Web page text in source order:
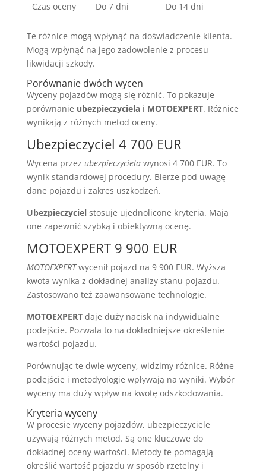
Czas oceny Do 7 dni Do 14 dni
Te różnice mogą wpłynąć na doświadczenie klienta.
Mogą wpłynąć na jego zadowolenie z procesu
likwidacji szkody.
Porównanie dwóch wycen
Wyceny pojazdów mogą się różnić. To pokazuje
porównanie ubezpieczycielai MOTOEXPERT. Różnice
wynikają z różnych metod oceny.
Ubezpieczyciel 4 700 EUR
Wycena przez ubezpieczycielawynosi 4 700 EUR. To
wynik standardowej procedury. Bierze pod uwagę
dane pojazdu i zakres uszkodzeń.
Ubezpieczycielstosuje ujednolicone kryteria. Mają
one zapewnić szybką i obiektywną ocenę.
MOTOEXPERT 9 900 EUR
MOTOEXPERTwycenił pojazd na 9 900 EUR. Wyższa
kwota wynika z dokładnej analizy stanu pojazdu.
Zastosowano też zaawansowane technologie.
MOTOEXPERTdaje duży nacisk na indywidualne
podejście. Pozwala to na dokładniejsze określenie
wartości pojazdu.
Porównując te dwie wyceny, widzimy różnice. Różne
podejście i metodyologie wpływają na wyniki. Wybór
wyceny ma duży wpływ na kwotę odszkodowania.
Kryteria wyceny
W procesie wyceny pojazdów, ubezpieczyciele
używają różnych metod. Są one kluczowe do
dokładnej oceny wartości. Metody te pomagają
określić wartość pojazdu w sposób rzetelny i